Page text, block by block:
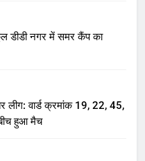
डीडी नगर में समर कैंप का
लीग: वार्ड क्रमांक 19, 22, 45,
हुआ मैच